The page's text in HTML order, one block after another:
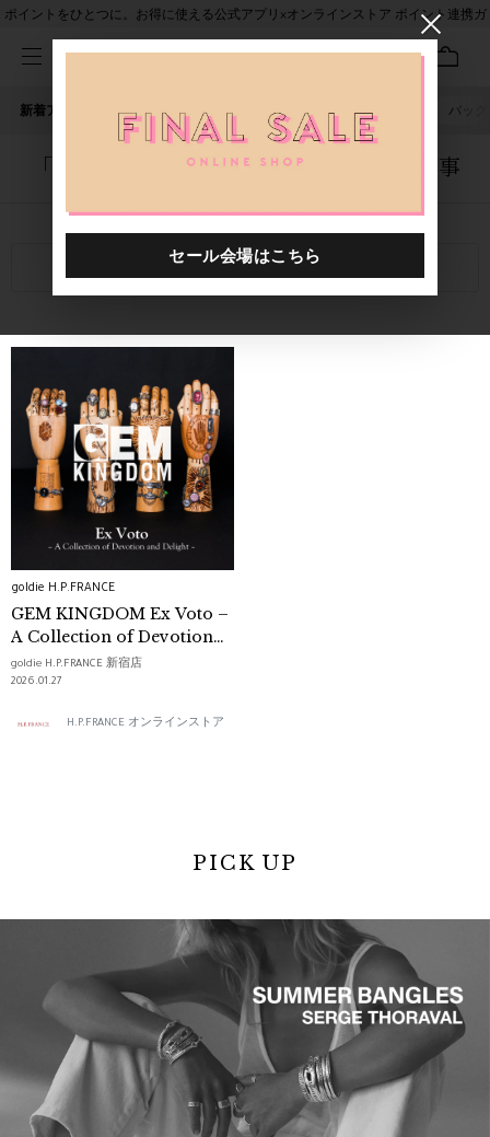
ポイントをひとつに。お得に使える公式アプリ×オンラインストア ポイント連携ガ
新着アイテム 人気ワード セール 40th限定 バッグ
「1020401.2610075.0004」に関する記事
関連キーワード
goldie H.P.FRANCE
GEM KINGDOM Ex Voto –
A Collection of Devotion
and Delight –
goldie H.P.FRANCE 新宿店
2026.01.27
H.P.FRANCE オンラインストア
PICK UP